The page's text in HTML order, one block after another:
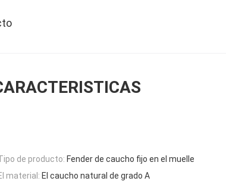
de producto: Fender de caucho fijo en el muelle
material: El caucho natural de grado A